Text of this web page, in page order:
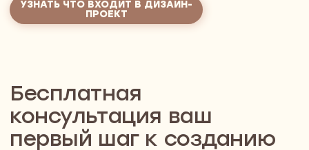
Проводит
Арт-директор или собственник студии
Каждый с заботой
о человеке,
300+ Проектов